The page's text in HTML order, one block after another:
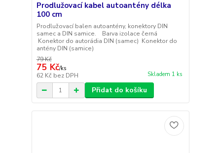
Prodlužovací kabel autoantény délka
100 cm
Prodlužovací balen autoantény, konektory DIN
samec a DIN samice. Barva izolace černá
Konektor do autorádia DIN (samec) Konektor do
antény DIN (samice)
79 Kč
75 Kč/ks
62 Kč bez DPH Skladem 1 ks
Přidat do košíku